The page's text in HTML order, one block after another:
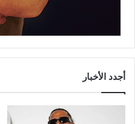
أجدد الأخبار